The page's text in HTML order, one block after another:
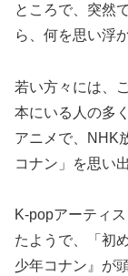
ところで、突然
ら、何を思い浮
若い方々には、
本にいる人の多
アニメで、NHK
コナン」を思い
K-popアーティ
たようで、「初
少年コナン』が